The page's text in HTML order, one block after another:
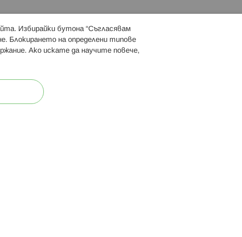
ни:
Избирайки бутона “Съгласявам
Блокирането на определени типове
Ако искате да научите повече,